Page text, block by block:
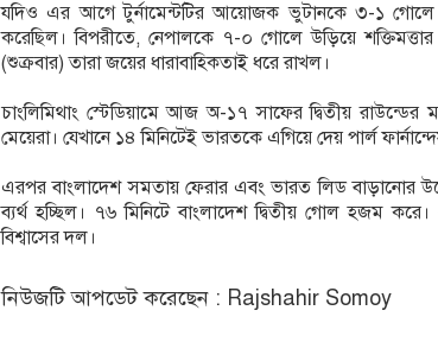
যদিও এর আগে টুর্নামেন্টটির আয়োজক ভুটানকে ৩-১
করেছিল। বিপরীতে, নেপালকে ৭-০ গোলে উড়িয়ে
(শুক্রবার) তারা জয়ের ধারাবাহিকতাই ধরে রাখল।
চাংলিমিথাং স্টেডিয়ামে আজ অ-১৭ সাফের দ্বিতীয়
মেয়েরা। যেখানে ১৪ মিনিটেই ভারতকে এগিয়ে দেয় পার্ল
এরপর বাংলাদেশ সমতায় ফেরার এবং ভারত লিড বাড়ানোর
ব্যর্থ হচ্ছিল। ৭৬ মিনিটে বাংলাদেশ দ্বিতীয় গোল হজম
বিশ্বাসের দল।
নিউজটি আপডেট করেছেন : Rajshahir Somoy